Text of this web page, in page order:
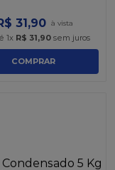
31,90
1x R$ 31,90 sem juros
COMPRAR